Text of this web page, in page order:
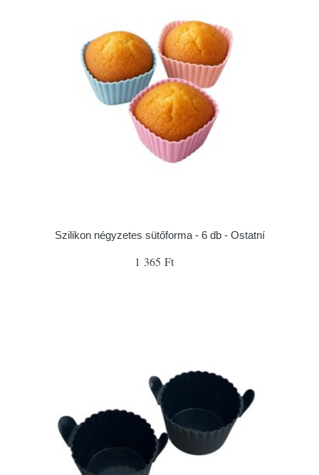
Szilikon négyzetes sütőforma - 6 db - Ostatní
1 365 Ft